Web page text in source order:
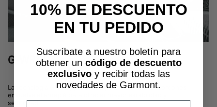
G-WRAP
La tecnología G-Wrap, activada por el sistema de cordones,
envuelve el antepié para ofrecer mayor estabilidad y
seguridad.
10% DE DESCUENTO
EN TU PEDIDO
Suscríbate a nuestro boletín para
obtener un código de descuento
exclusivoy recibir todas las
novedades de Garmont.